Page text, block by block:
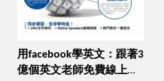
用facebook學英文：跟著3
億個英文老師免費線上學